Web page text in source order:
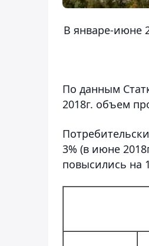
В январе-июне
По данным
2018г. объем
3% (в июне
повысились на